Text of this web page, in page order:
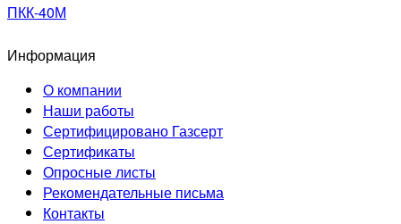
ПКК-40М
Информация
О компании
Наши работы
Сертифицировано Газсерт
Сертификаты
Опросные листы
Рекомендательные письма
Контакты